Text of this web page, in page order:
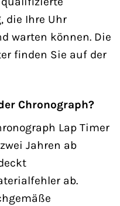
die Ihre Uhr
warten können. Die
finden Sie auf der
Chronograph?
Lap Timer
Jahren ab
ab.